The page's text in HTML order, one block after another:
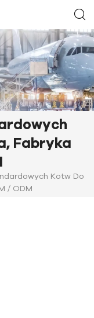
Fabryka
Kotw Do
/ ODM